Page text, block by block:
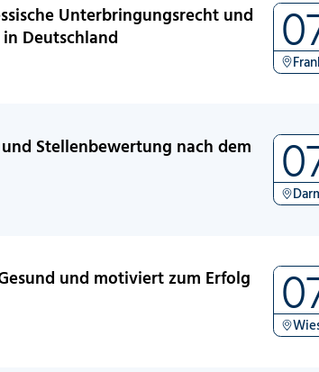
Unterbringungsrecht und
Deutschland
Stellenbewertung nach dem
und motiviert zum Erfolg